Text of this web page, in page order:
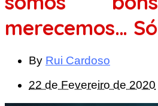
merecemos…
By Rui Cardoso
22 de Fevereiro de 2020